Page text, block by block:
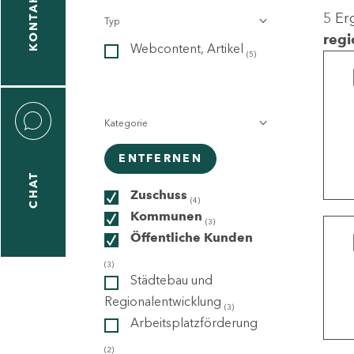
KONTAKT
CHAT
Typ
Webcontent, Artikel (5)
Kategorie
ENTFERNEN
Zuschuss (4)
Kommunen (3)
Öffentliche Kunden
(3)
Städtebau und
Regionalentwicklung (3)
Arbeitsplatzförderung
(2)
5